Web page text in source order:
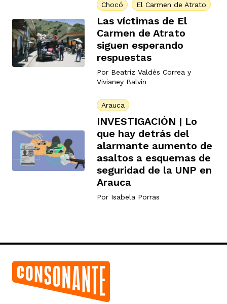
Chocó El Carmen de Atrato
Las víctimas de El
Carmen de Atrato
siguen esperando
respuestas
Por Beatriz Valdés Correa y
Vivianey Balvin
Arauca
INVESTIGACIÓN | Lo
que hay detrás del
alarmante aumento de
asaltos a esquemas de
seguridad de la UNP en
Arauca
Por Isabela Porras